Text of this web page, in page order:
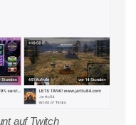
auf Twitch